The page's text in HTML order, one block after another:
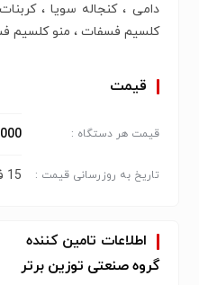
دامی ، کنجاله سویا ،
کلسیم فسفات ، منو کلسیم
قیمت
قیمت هر دستگاه :
تاریخ به روزرسانی قیمت : 15 فروردین 1405
اطلاعات تامین کننده
گروه صنعتی توزین برتر